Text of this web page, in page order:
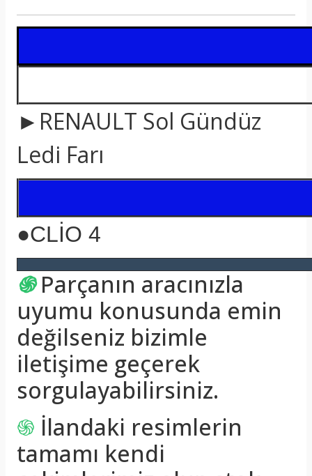
►RENAULT Sol Gündüz
Ledi Farı
●CLİO 4
֍ Parçanın aracınızla
uyumu konusunda emin
değilseniz bizimle
iletişime geçerek
sorgulayabilirsiniz.
֍ İlandaki resimlerin
tamamı kendi